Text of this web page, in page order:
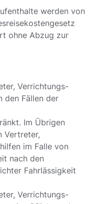
werden von
ohne Abzug zur
Verrichtungs-
den Fällen der
Im Übrigen
Vertreter,
im Falle von
nach den
Fahrlässigkeit
Verrichtungs-